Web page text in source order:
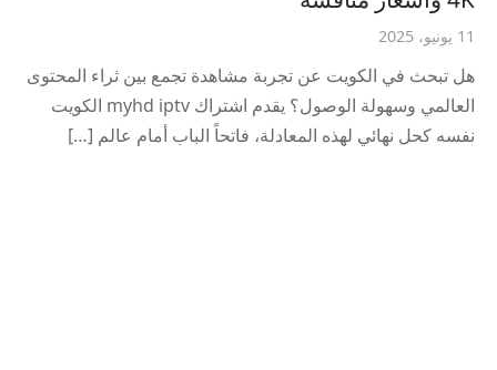
11 يونيو، 2025
هل تبحث في الكويت عن تجربة مشاهدة تجمع بين ثراء المحتوى
العالمي وسهولة الوصول؟ يقدم اشتراك myhd iptv الكويت
نفسه كحل نهائي لهذه المعادلة، فاتحاً الباب أمام عالم […]